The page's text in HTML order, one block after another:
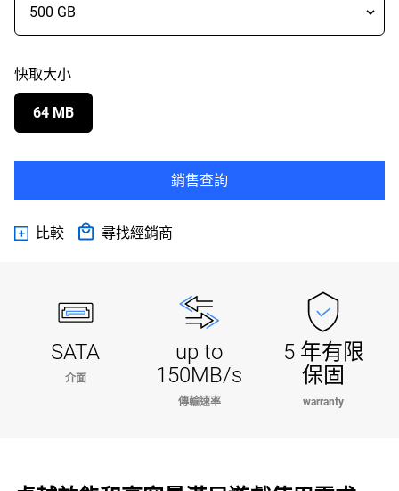
快取大小
64 MB
銷售查詢
比較 尋找經銷商
SATA
介面
up to
150MB/s
傳輸速率
5 年有限
保固
warranty